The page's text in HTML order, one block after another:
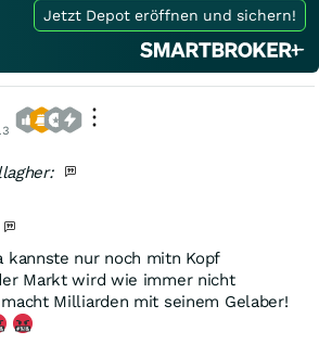
Jetzt Depot eröffnen und sichern!
kannste nur noch mitn Kopf
Markt wird wie immer nicht
Milliarden mit seinem Gelaber!